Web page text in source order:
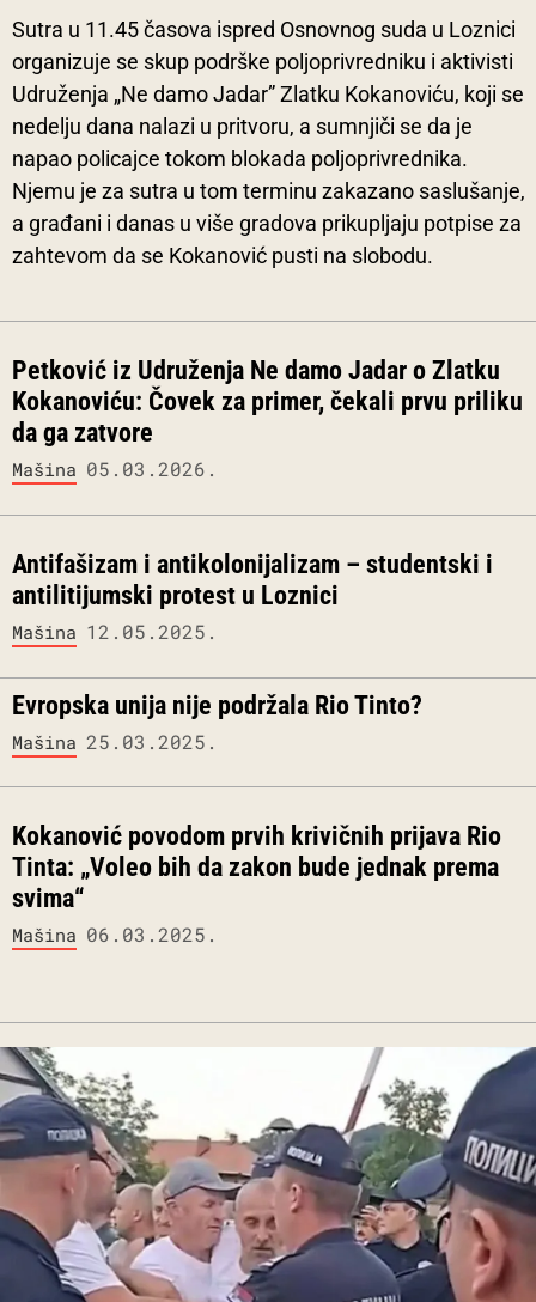
Sutra u 11.45 časova ispred Osnovnog suda u Loznici
organizuje se skup podrške poljoprivredniku i aktivisti
Udruženja „Ne damo Jadar” Zlatku Kokanoviću, koji se
nedelju dana nalazi u pritvoru, a sumnjiči se da je
napao policajce tokom blokada poljoprivrednika.
Njemu je za sutra u tom terminu zakazano saslušanje,
a građani i danas u više gradova prikupljaju potpise za
zahtevom da se Kokanović pusti na slobodu.
Petković iz Udruženja Ne damo Jadar o Zlatku
Kokanoviću: Čovek za primer, čekali prvu priliku
da ga zatvore
Mašina 05.03.2026.
Antifašizam i antikolonijalizam – studentski i
antilitijumski protest u Loznici
Mašina 12.05.2025.
Evropska unija nije podržala Rio Tinto?
Mašina 25.03.2025.
Kokanović povodom prvih krivičnih prijava Rio
Tinta: „Voleo bih da zakon bude jednak prema
svima“
Mašina 06.03.2025.